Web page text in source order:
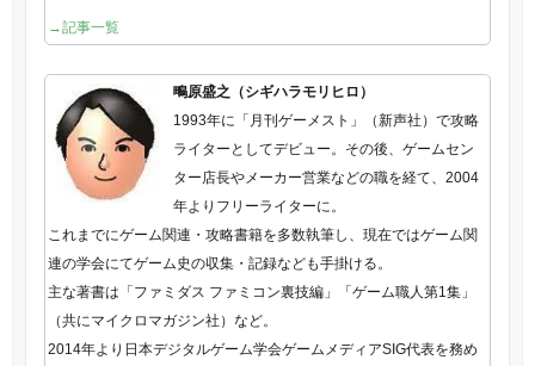
→記事一覧
鴫原盛之（シギハラモリヒロ）
1993年に「月刊ゲーメスト」（新声社）で攻略
ライターとしてデビュー。その後、ゲームセン
ター店長やメーカー営業などの職を経て、2004
年よりフリーライターに。
これまでにゲーム関連・攻略書籍を多数執筆し、現在ではゲーム関
連の学会にてゲーム史の収集・記録なども手掛ける。
主な著書は「ファミダス ファミコン裏技編」「ゲーム職人第1集」
（共にマイクロマガジン社）など。
2014年より日本デジタルゲーム学会ゲームメディアSIG代表を務め